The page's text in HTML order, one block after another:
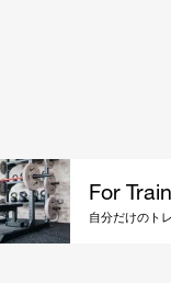
For
自分だけのト